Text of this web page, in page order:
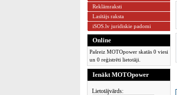
Reklāmraksti
Lasītājs raksta
iSOS.lv juridiskie padomi
Online
Pašreiz MOTOpower skatās 0 viesi
un 0 reģistrēti lietotāji.
Ienākt MOTOpower
Lietotājvārds: